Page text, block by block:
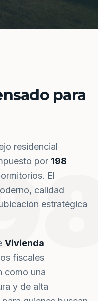
para
residencial
por 198
El
calidad
estratégica
Vivienda
fiscales
como una
y de alta